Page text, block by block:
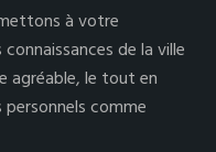
à votre
de la ville
agréable, le tout en
comme